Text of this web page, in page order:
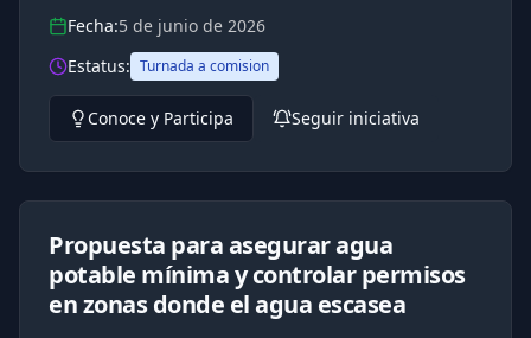
Fecha:5 de junio de 2026
Estatus: Turnada a comision
Conoce y Participa Seguir iniciativa
Propuesta para asegurar agua
potable mínima y controlar permisos
en zonas donde el agua escasea